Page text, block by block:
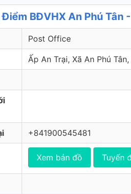
BĐVHX An Phú Tân
Post Office
Ấp An Trại, Xã An Phú
+841900545481
Xem bản đồ Tuyến